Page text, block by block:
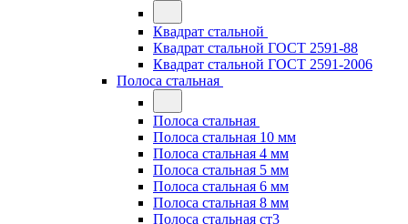
Квадрат стальной
Квадрат стальной ГОСТ 2591-88
Квадрат стальной ГОСТ 2591-2006
Полоса стальная
Полоса стальная
Полоса стальная 10 мм
Полоса стальная 4 мм
Полоса стальная 5 мм
Полоса стальная 6 мм
Полоса стальная 8 мм
Полоса стальная ст3